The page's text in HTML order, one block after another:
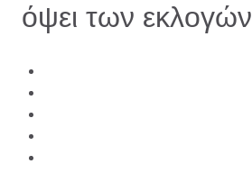
όψει των εκλογών